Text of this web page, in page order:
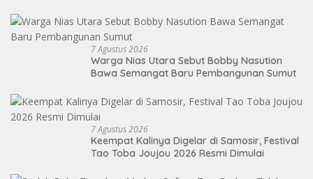
7 Agustus 2026
Warga Nias Utara Sebut Bobby Nasution
Bawa Semangat Baru Pembangunan Sumut
7 Agustus 2026
Keempat Kalinya Digelar di Samosir, Festival
Tao Toba Joujou 2026 Resmi Dimulai